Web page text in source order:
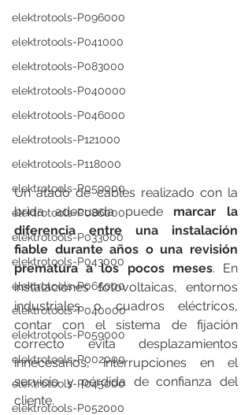
elektrotools-P096000
elektrotools-P041000
elektrotools-P083000
elektrotools-P040000
elektrotools-P046000
elektrotools-P121000
elektrotools-P118000
elektrotools-P059000
elektrotools-P086000
elektrotools-P033000
elektrotools-P043000
elektrotools-P065000
elektrotools-P040000
elektrotools-P059000
elektrotools-P002000
elektrotools-P045000
elektrotools-P052000
Un atado de cables realizado con la
brida adecuada puede marcar la
diferencia entre una instalación
fiable durante años o una revisión
prematura a los pocos meses. En
instalaciones fotovoltaicas, entornos
industriales o cuadros eléctricos,
contar con el sistema de fijación
correcto evita desplazamientos
innecesarios, interrupciones en el
servicio y pérdida de confianza del
cliente.